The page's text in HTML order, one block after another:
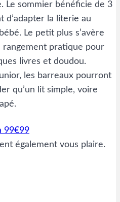
Le sommier bénéficie de 3
d’adapter la literie au
Le petit plus s’avère
pratique pour
livres et doudou.
les barreaux pourront
qu’un lit simple, voire
99€99
également vous plaire.